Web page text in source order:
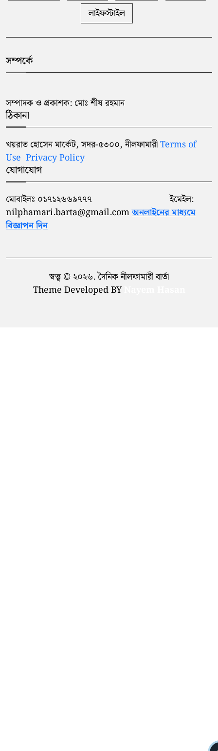
লাইফস্টাইল
সম্পর্কে
সম্পাদক ও প্রকাশক: মোঃ শীষ রহমান
ঠিকানা
খয়রাত হোসেন মার্কেট, সদর-৫৩০০, নীলফামারীTerms of
Use Privacy Policy
যোগাযোগ
মোবাইলঃ ০১৭১২৬৬৯৭৭৭ ইমেইল:
nilphamari.barta@gmail.comঅনলাইনের মাধ্যমে
বিজ্ঞাপন দিন
স্বত্ত্ব © ২০২৬. দৈনিক নীলফামারী বার্তা
Theme Developed BY